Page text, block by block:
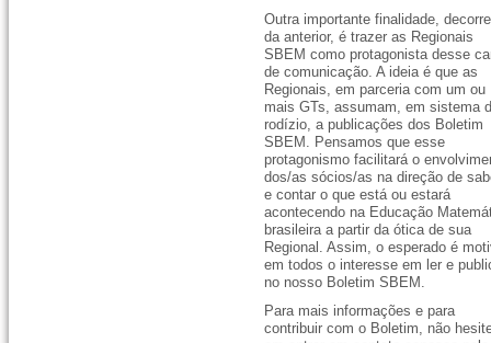
Outra importante finalidade,
da anterior, é trazer as Regionais
SBEM como protagonista desse
de comunicação. A ideia é que as
Regionais, em parceria com um ou
mais GTs, assumam, em sistema
rodízio, a publicações dos Boletim
SBEM. Pensamos que esse
protagonismo facilitará o
dos/as sócios/as na direção de
e contar o que está ou estará
acontecendo na Educação
brasileira a partir da ótica de sua
Regional. Assim, o esperado é
em todos o interesse em ler e
no nosso Boletim SBEM.
Para mais informações e para
contribuir com o Boletim, não